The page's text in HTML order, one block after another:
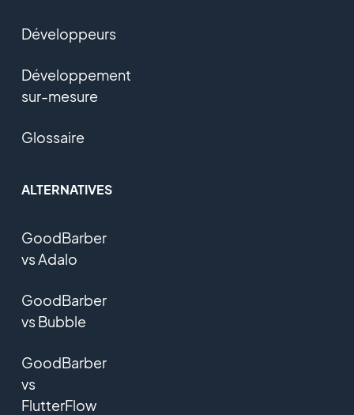
Développeurs
Développement
sur-mesure
Glossaire
ALTERNATIVES
GoodBarber
vs Adalo
GoodBarber
vs Bubble
GoodBarber
vs
FlutterFlow